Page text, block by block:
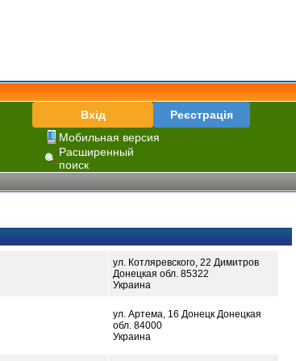
Вхід
Реєстрація
Мобильная версия
Расширенный
поиск
ул. Котляревского, 22 Димитров
Донецкая обл. 85322
Украина
ул. Артема, 16 Донецк Донецкая
обл. 84000
Украина